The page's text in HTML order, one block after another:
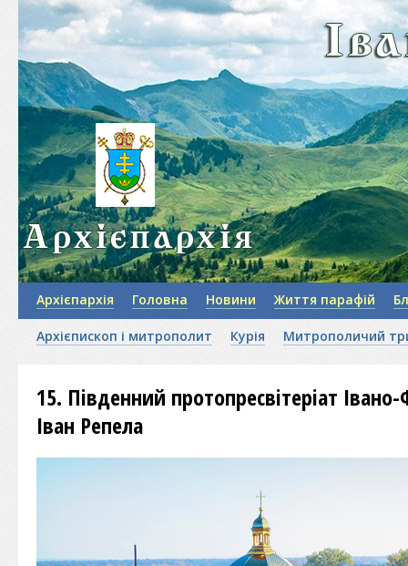
Архієпархія Головна Новини Життя парафій
Архієпископ і митрополит Курія Митрополичий
15. Південний протопресвітеріат
Іван Репела